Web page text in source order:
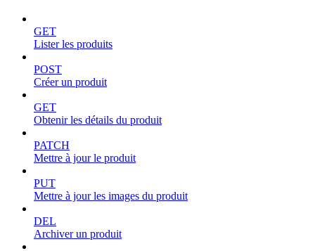
GET
Lister les produits
POST
Créer un produit
GET
Obtenir les détails du produit
PATCH
Mettre à jour le produit
PUT
Mettre à jour les images du produit
DEL
Archiver un produit